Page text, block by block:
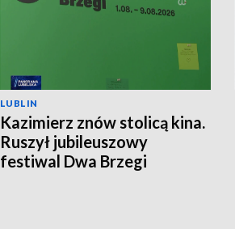
LUBLIN
Kazimierz znów stolicą kina.
Ruszył jubileuszowy
festiwal Dwa Brzegi